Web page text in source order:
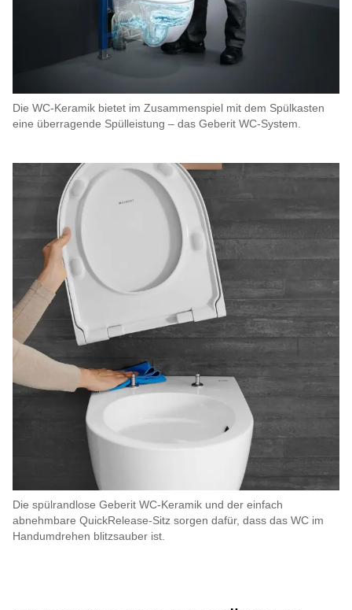
Die WC-Keramik bietet im Zusammenspiel mit dem Spülkasten
eine überragende Spülleistung – das Geberit WC-System.
Die spülrandlose Geberit WC-Keramik und der einfach
abnehmbare QuickRelease-Sitz sorgen dafür, dass das WC im
Handumdrehen blitzsauber ist.